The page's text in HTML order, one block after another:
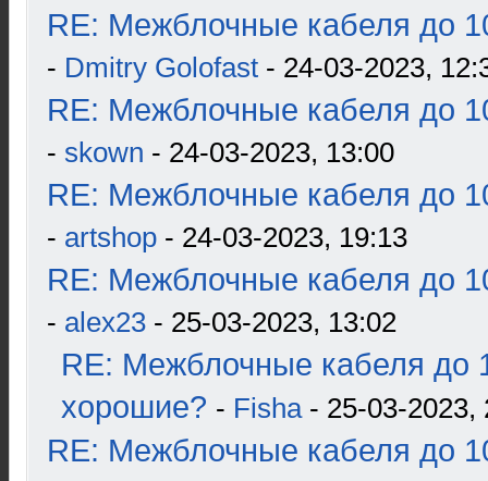
RE: Межблочные кабеля до
- Dmitry Golofast - 24-03-2023,
RE: Межблочные кабеля до
- skown - 24-03-2023, 13:00
RE: Межблочные кабеля до
- artshop - 24-03-2023, 19:13
RE: Межблочные кабеля до
- alex23 - 25-03-2023, 13:02
RE: Межблочные кабеля до
хорошие? - Fisha- 25-03-2023,
RE: Межблочные кабеля до